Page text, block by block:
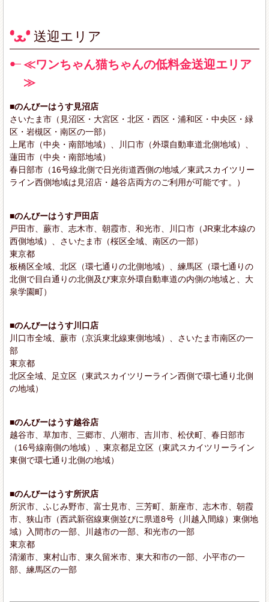
送迎エリア
≪ワンちゃん猫ちゃんの低料金送迎エリア
≫
■のんびーはうす見沼店
さいたま市（見沼区・大宮区・北区・西区・浦和区・中央区・緑
区・岩槻区・南区の一部）
上尾市（中央・南部地域）、川口市（外環自動車道北側地域）、
蓮田市（中央・南部地域）
春日部市（16号線北側で日光街道西側の地域／東武スカイツリー
ライン西側地域は見沼店・越谷店両方のご利用が可能です。）
■のんびーはうす戸田店
戸田市、蕨市、志木市、朝霞市、和光市、川口市（JR東北本線の
西側地域）、さいたま市（桜区全域、南区の一部）
東京都
板橋区全域、北区（環七通りの北側地域）、練馬区（環七通りの
北側で目白通りの北側及び東京外環自動車道の内側の地域と、大
泉学園町）
■のんびーはうす川口店
川口市全域、蕨市（京浜東北線東側地域）、さいたま市南区の一
部
東京都
北区全域、足立区（東武スカイツリーライン西側で環七通り北側
の地域）
■のんびーはうす越谷店
越谷市、草加市、三郷市、八潮市、吉川市、松伏町、春日部市
（16号線南側の地域）、東京都足立区（東武スカイツリーライン
東側で環七通り北側の地域）
■のんびーはうす所沢店
所沢市、ふじみ野市、富士見市、三芳町、新座市、志木市、朝霞
市、狭山市（西武新宿線東側並びに県道8号（川越入間線）東側地
域）入間市の一部、川越市の一部、和光市の一部
東京都
清瀬市、東村山市、東久留米市、東大和市の一部、小平市の一
部、練馬区の一部